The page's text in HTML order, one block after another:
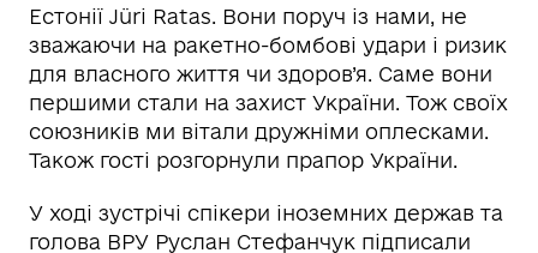
Естонії Jüri Ratas. Вони поруч із нами, не
зважаючи на ракетно-бомбові удари і ризик
для власного життя чи здоров’я. Саме вони
першими стали на захист України. Тож своїх
союзників ми вітали дружніми оплесками.
Також гості розгорнули прапор України.
У ході зустрічі спікери іноземних держав та
голова ВРУ Руслан Стефанчук підписали